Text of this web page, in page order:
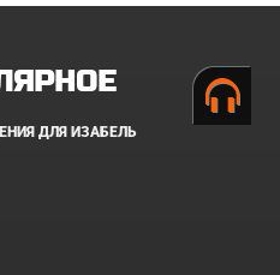
ДЛЯ ИЗАБЕЛЬ